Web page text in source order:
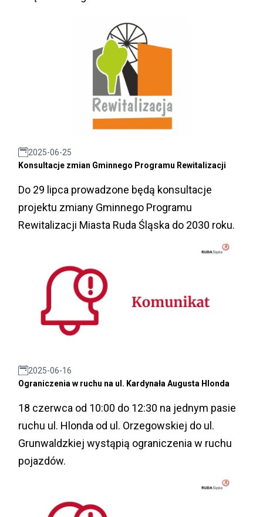
2025-06-25
Konsultacje zmian Gminnego Programu Rewitalizacji
Do 29 lipca prowadzone będą konsultacje
projektu zmiany Gminnego Programu
Rewitalizacji Miasta Ruda Śląska do 2030 roku.
2025-06-16
Ograniczenia w ruchu na ul. Kardynała Augusta Hlonda
18 czerwca od 10:00 do 12:30 na jednym pasie
ruchu ul. Hlonda od ul. Orzegowskiej do ul.
Grunwaldzkiej wystąpią ograniczenia w ruchu
pojazdów.